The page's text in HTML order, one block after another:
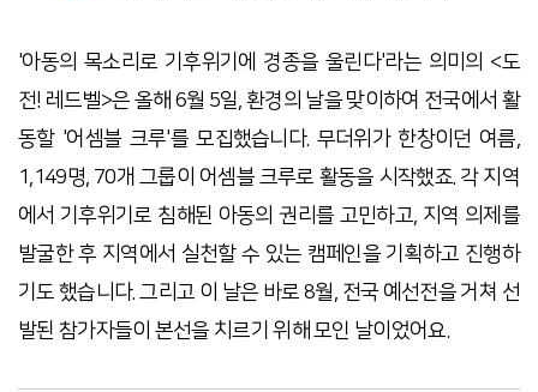
'아동의 목소리로 기후위기에 경종을 울린다'라는 의미의 <도
전! 레드벨>은 올해 6월 5일, 환경의 날을 맞이하여 전국에서 활
동할 '어셈블 크루'를 모집했습니다. 무더위가 한창이던 여름,
1,149명, 70개 그룹이 어셈블 크루로 활동을 시작했죠. 각 지역
에서 기후위기로 침해된 아동의 권리를 고민하고, 지역 의제를
발굴한 후 지역에서 실천할 수 있는 캠페인을 기획하고 진행하
기도 했습니다. 그리고 이 날은 바로 8월, 전국 예선전을 거쳐 선
발된 참가자들이 본선을 치르기 위해 모인 날이었어요.